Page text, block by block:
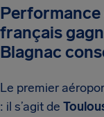
Performance
français
Blagnac
Le premier
: il s’agit de